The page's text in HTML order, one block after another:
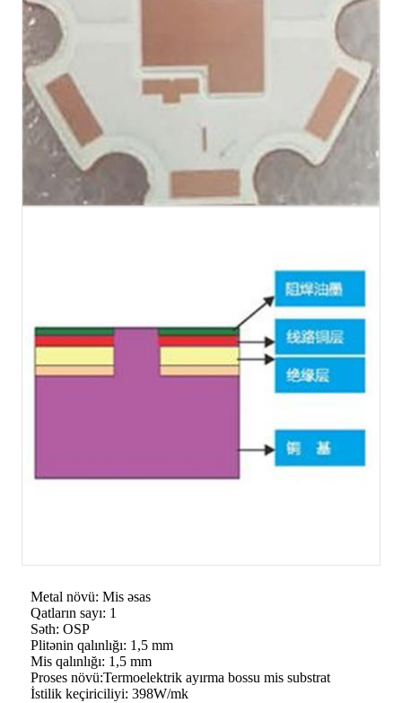
Metal növü: Mis əsas
Qatların sayı: 1
Səth: OSP
Plitənin qalınlığı: 1,5 mm
Mis qalınlığı: 1,5 mm
Proses növü:Termoelektrik ayırma bossu mis substrat
İstilik keçiriciliyi: 398W/mk